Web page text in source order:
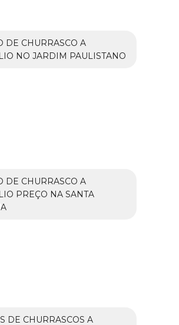
DE CHURRASCO A
NO JARDIM PAULISTANO
DE CHURRASCO A
PREÇO NA SANTA
DE CHURRASCOS A